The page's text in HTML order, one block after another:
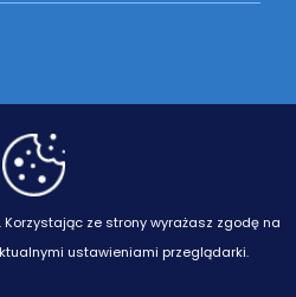
Korzystając ze strony wyrażasz zgodę na
ustawieniami przeglądarki.